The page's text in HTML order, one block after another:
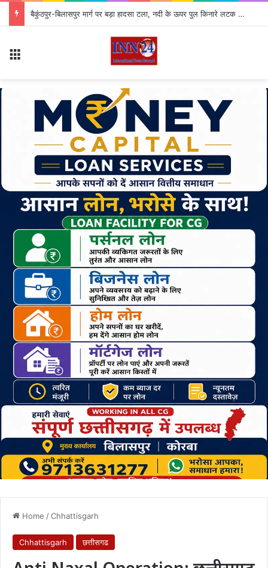
CG Teacher Transfer: छत्तीसगढ़ शिक्षा विभाग में बड़ा फेरबदल, 700 शिक्षकों के तबादले; जारी हुई जंबो लिस्ट
Home /Chhattisgarh
Chhattisgarh छत्तीसगढ